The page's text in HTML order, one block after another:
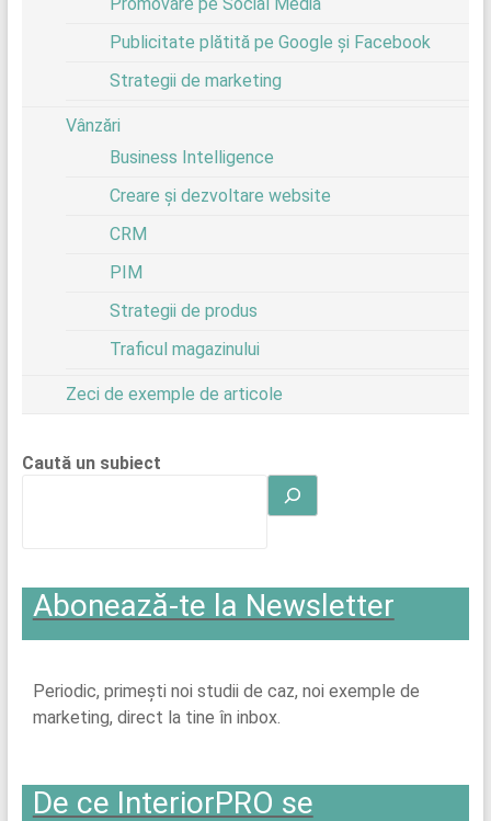
Publicitate plătită pe Google și Facebook
Strategii de marketing
Vânzări
Business Intelligence
Creare și dezvoltare website
CRM
PIM
Strategii de produs
Traficul magazinului
Zeci de exemple de articole
Caută un subiect
Abonează-te la Newsletter
Periodic, primești noi studii de caz, noi exemple de
marketing, direct la tine în inbox.
De ce InteriorPRO se